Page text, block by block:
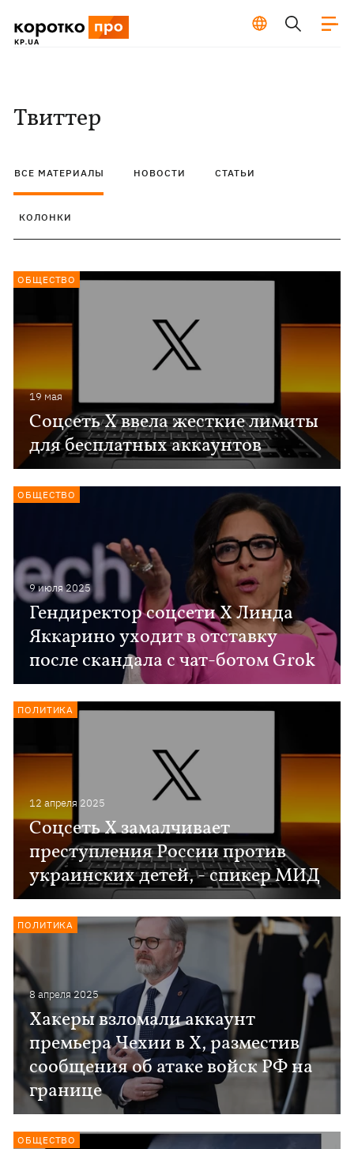
Твиттер
ВСЕ МАТЕРИАЛЫ НОВОСТИ СТАТЬИ
КОЛОНКИ
19 мая
Соцсеть X ввела жесткие лимиты
для бесплатных аккаунтов
ОБЩЕСТВО
9 июля 2025
Гендиректор соцсети Х Линда
Яккарино уходит в отставку
после скандала с чат-ботом Grok
ОБЩЕСТВО
12 апреля 2025
Соцсеть Х замалчивает
преступления России против
украинских детей, - спикер МИД
ПОЛИТИКА
8 апреля 2025
Хакеры взломали аккаунт
премьера Чехии в Х, разместив
сообщения об атаке войск РФ на
границе
ПОЛИТИКА
ОБЩЕСТВО